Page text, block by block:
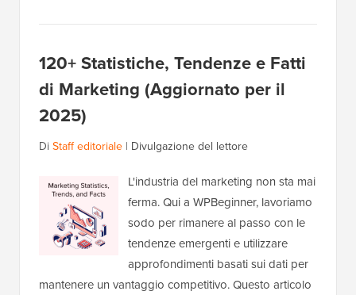
120+ Statistiche, Tendenze e Fatti
di Marketing (Aggiornato per il
2025)
DiStaff editoriale | Divulgazione del lettore
L'industria del marketing non sta mai
ferma. Qui a WPBeginner, lavoriamo
sodo per rimanere al passo con le
tendenze emergenti e utilizzare
approfondimenti basati sui dati per
mantenere un vantaggio competitivo. Questo articolo